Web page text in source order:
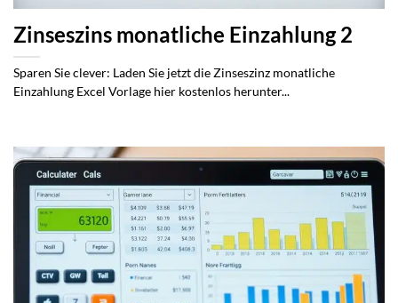
Zinseszins monatliche Einzahlung 2
Sparen Sie clever: Laden Sie jetzt die Zinseszinz monatliche
Einzahlung Excel Vorlage hier kostenlos herunter...